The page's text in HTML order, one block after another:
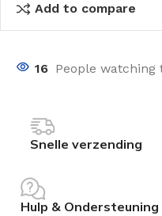
Add to compare
16 People
Snelle verzending
Hulp & Ondersteuning